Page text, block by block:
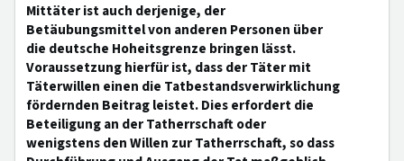
Mittäter ist auch derjenige, der
Betäubungsmittel von anderen Personen über
die deutsche Hoheitsgrenze bringen lässt.
Voraussetzung hierfür ist, dass der Täter mit
Täterwillen einen die Tatbestandsverwirklichung
fördernden Beitrag leistet. Dies erfordert die
Beteiligung an der Tatherrschaft oder
wenigstens den Willen zur Tatherrschaft, so dass